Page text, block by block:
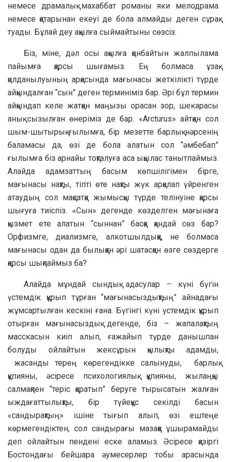
немесе драмалық махаббат романы яки мелодрама
немесе қатарынан екеуі де бола алмайды деген сұрақ
туады. Бұлай деу ақылға сыймайтыны сөзсіз.
Біз, міне, дәл осы ақылға қонбайтын жалпылама
пайымға қарсы шығамыз. Ең болмаса ұзақ
қолданылуының арқасында мағынасы жеткілікті түрде
айқындалған “сын” деген терминіміз бар. Әрі бұл термин
айқындап келе жатқан маңызы орасан зор, шекарасы
анық сызылған өнеріміз де бар. «Arcturus» айтқан сол
шым-шытырық ғылымға, бір мезетте барлық нәрсенің
баламасы да, өзі де бола алатын сол “әмбебап”
ғылымға біз арнайы тоқталуға аса ықылас танытпаймыз.
Алайда адамзаттың басым көпшілігімен бірге,
мағынасы нақты, тіпті өте нақты жүк арқалап үйренген
атаудың сол мақсатқа жымысқы түрде телінуіне қарсы
шығуға тиіспіз. «Сын» дегенде көзделген мағынаға
қызмет ете алатын “сыннан” басқа қандай сөз бар?
Орфизмге, диализмге, алкотшылдыққа, не болмаса
мағынасы одан да былыққан әрі шатасқан өзге сөздерге
қарсы шықпаймыз ба?
Алайда мұндай сындық адасулар – күні бүгін
үстемдік құрып тұрған “мағынасыздықтың” айнадағы
жұмсартылған кескіні ғана. Бүгінгі күні үстемдік құрып
отырған мағынасыздық дегенде, біз – жапалақтың
масскасын киіп алып, ғажайып түрде данышпан
болуды ойлайтын жексұрын қылықты адамды,
жасанды терең көрегендікке салынуды, барлық
құпияны, әсіресе психологиялық құпияны, жылаңқы
салмақпен “теріс қаратып” беруге тырысатын жалған
ыждағаттылықты, бір түйеқұс секілді басын
«сандырақтың» ішіне тығып алып, өзі ештеңе
көрмегендіктен, сол сандырағы мазаққа ұшырамайды
деп ойлайтын пендені еске аламыз. Әсіресе қазіргі
Бостондағы бейшара әумесерлер тобы арасында